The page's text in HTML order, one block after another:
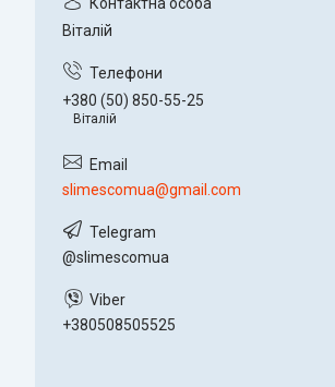
Віталій
+380 (50) 850-55-25
Віталій
slimescomua@gmail.com
@slimescomua
+380508505525